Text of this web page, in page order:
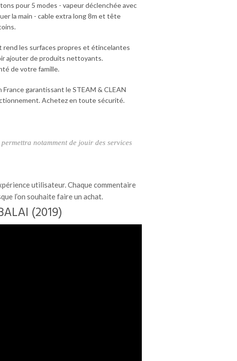
pour 5 modes - vapeur déclenchée avec
la main - cable extra long 8m et tête
rend les surfaces propres et étincelantes
ajouter de produits nettoyants.
de votre famille.
garantissant le STEAM & CLEAN
Achetez en toute sécurité.
notamment de jouir des services
utilisateur. Chaque commentaire
l’on souhaite faire un achat.
(2019)